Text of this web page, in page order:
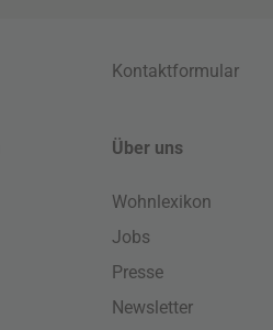
Kontaktformular
Über uns
Wohnlexikon
Jobs
Presse
Newsletter